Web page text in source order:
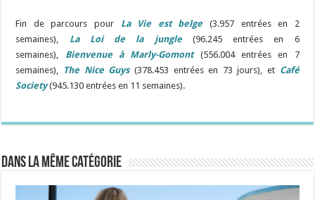
Fin de parcours pour La Vie est belge (3.957 entrées en 2
semaines), La Loi de la jungle(96.245 entrées en 6
semaines), Bienvenue à Marly-Gomont(556.004 entrées en 7
semaines),
The Nice Guys(378.453 entrées en 73 jours), et Café
Society(945.130 entrées en 11 semaines).
Dans la même catégorie